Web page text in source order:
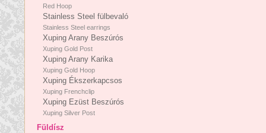
Red Hoop
Stainless Steel fülbevaló
Stainless Steel earrings
Xuping Arany Beszúrós
Xuping Gold Post
Xuping Arany Karika
Xuping Gold Hoop
Xuping Ékszerkapcsos
Xuping Frenchclip
Xuping Ezüst Beszúrós
Xuping Silver Post
Füldísz